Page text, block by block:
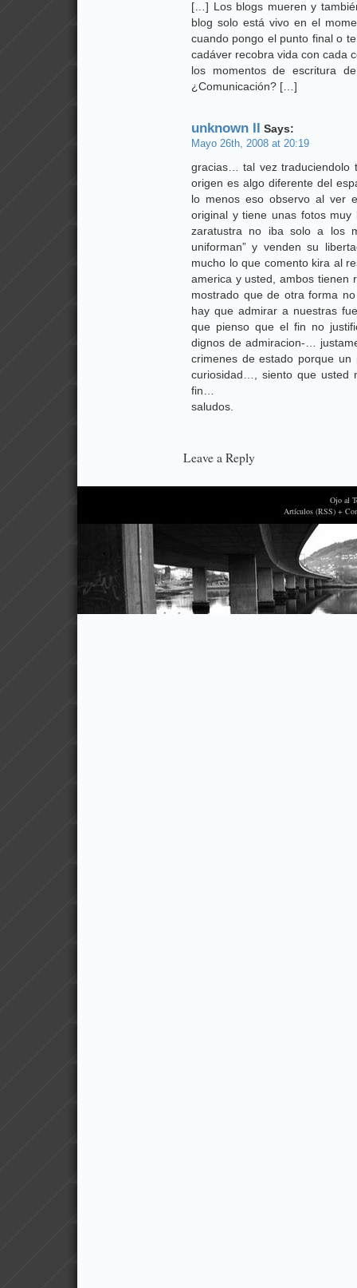
[…] Los blogs mueren y
blog solo está vivo en el
cuando pongo el punto final o
cadáver recobra vida con cada
los momentos de escritura
¿Comunicación? […]
unknown II Says:
Mayo 26th, 2008 at 20:19
gracias… tal vez traduciendolo
origen es algo diferente del
lo menos eso observo al ver
original y tiene unas fotos
zaratustra no iba solo a los
uniforman” y venden su
mucho lo que comento kira al
america y usted, ambos tienen
mostrado que de otra forma
hay que admirar a nuestras
que pienso que el fin no
dignos de admiracion-…
crimenes de estado porque
curiosidad…, siento que
fin…
saludos.
Leave a Reply
Ojo al
Artículos (RSS) +